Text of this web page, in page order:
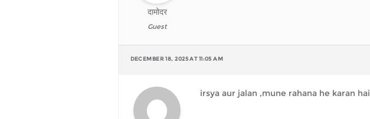
दामोदर
Guest
DECEMBER 18, 2025 AT 11:05 AM
irsya aur jalan ,mune rahana he karan hai